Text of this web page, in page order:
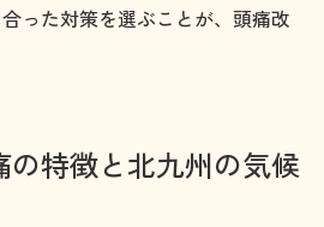
った対策を選ぶことが、頭痛改
の特徴と北九州の気候